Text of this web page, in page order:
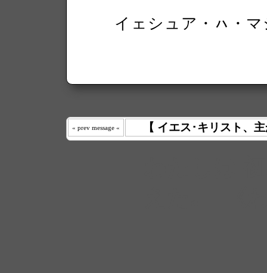
イェシュア・ㇵ・
« prev message « 【 イエス･キリスト、